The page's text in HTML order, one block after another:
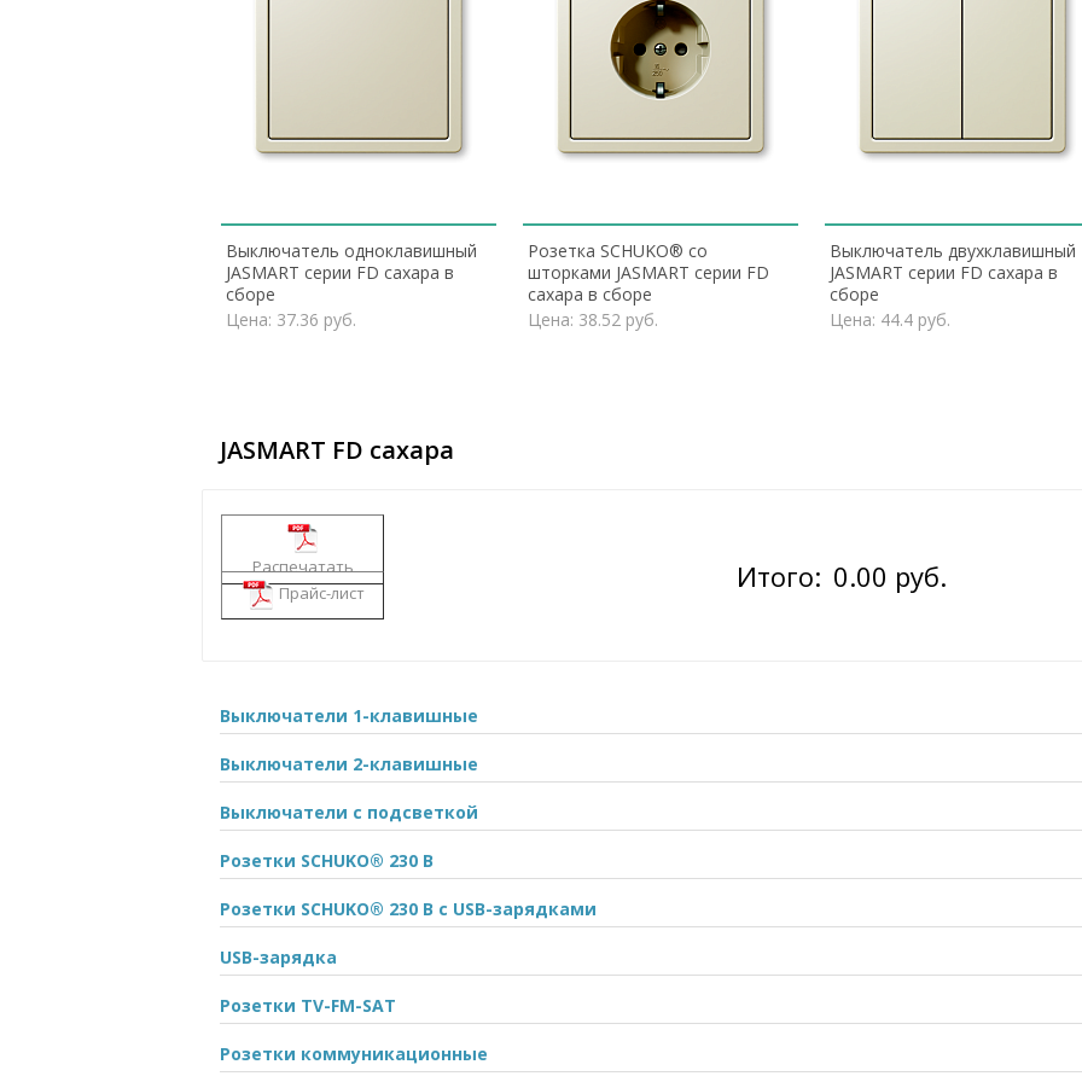
Выключатель одноклавишный
JASMART серии FD сахара в
сборе
Цена: 37.36 руб.
Розетка SCHUKO® со
шторками JASMART серии FD
сахара в сборе
Цена: 38.52 руб.
Выключатель двухклавишный
JASMART серии FD сахара в
сборе
Цена: 44.4 руб.
JASMART FD сахара
Распечатать
Прайс-лист
Итого: 0.00 руб.
Выключатели 1-клавишные
Выключатели 2-клавишные
Выключатели с подсветкой
Розетки SCHUKO® 230 В
Розетки SCHUKO® 230 В с USB-зарядками
USB-зарядка
Розетки TV-FM-SAT
Розетки коммуникационные